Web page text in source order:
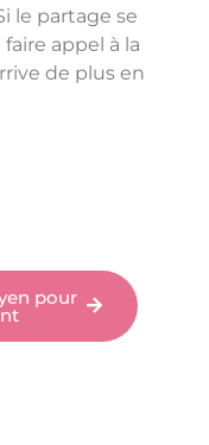
le partage se
appel à la
de plus en
pour